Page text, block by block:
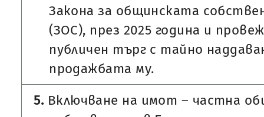
Закона за общинската
(ЗОС), през 2025 година и
публичен търг с тайно
продажбата му.
5. Включване на имот – частна